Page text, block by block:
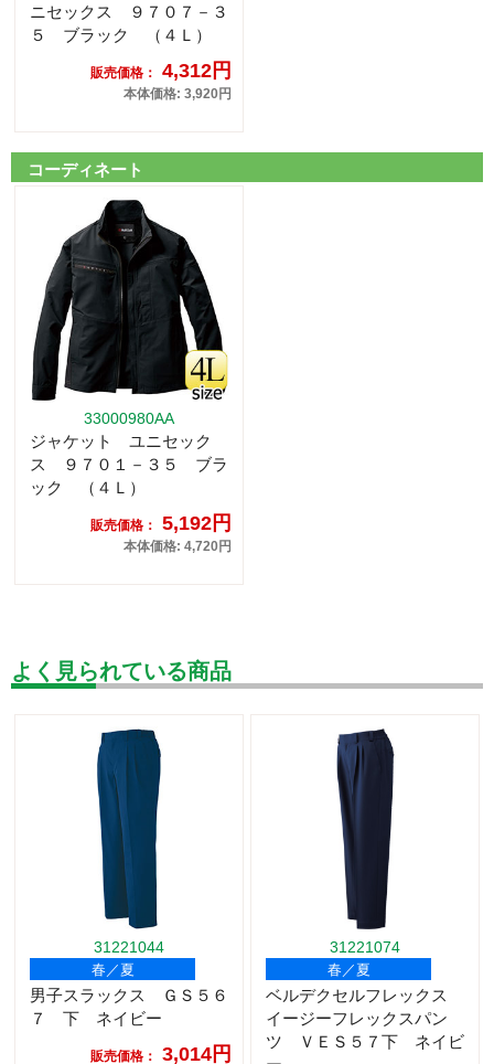
ニセックス ９７０７－３
５ ブラック （４Ｌ）
販売価格： 4,312円
本体価格: 3,920円
コーディネート
33000980AA
ジャケット ユニセック
ス ９７０１－３５ ブラ
ック （４Ｌ）
販売価格： 5,192円
本体価格: 4,720円
よく見られている商品
31221044
春／夏
男子スラックス ＧＳ５６
７ 下 ネイビー
販売価格： 3,014円
31221074
春／夏
ベルデクセルフレックス
イージーフレックスパン
ツ ＶＥＳ５７下 ネイビ